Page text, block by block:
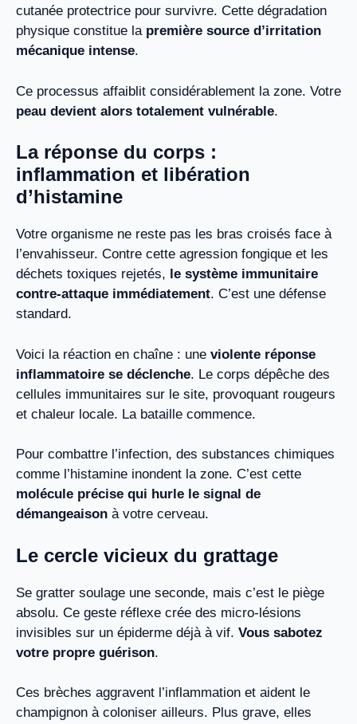
cutanée protectrice pour survivre. Cette dégradation
physique constitue la première source d’irritation
mécanique intense.
Ce processus affaiblit considérablement la zone. Votre
peau devient alors totalement vulnérable.
La réponse du corps :
inflammation et libération
d’histamine
Votre organisme ne reste pas les bras croisés face à
l’envahisseur. Contre cette agression fongique et les
déchets toxiques rejetés, le système immunitaire
contre-attaque immédiatement. C’est une défense
standard.
Voici la réaction en chaîne : une violente réponse
inflammatoire se déclenche. Le corps dépêche des
cellules immunitaires sur le site, provoquant rougeurs
et chaleur locale. La bataille commence.
Pour combattre l’infection, des substances chimiques
comme l’histamine inondent la zone. C’est cette
molécule précise qui hurle le signal de
démangeaison à votre cerveau.
Le cercle vicieux du grattage
Se gratter soulage une seconde, mais c’est le piège
absolu. Ce geste réflexe crée des micro-lésions
invisibles sur un épiderme déjà à vif. Vous sabotez
votre propre guérison.
Ces brèches aggravent l’inflammation et aident le
champignon à coloniser ailleurs. Plus grave, elles